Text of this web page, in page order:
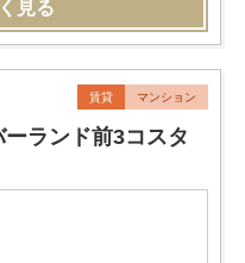
見る
賃貸 マンション
ランド前3コスタ